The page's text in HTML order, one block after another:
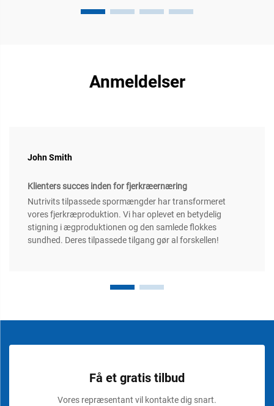
Anmeldelser
John Smith
Klienters succes inden for fjerkræernæring
Nutrivits tilpassede spormængder har transformeret
vores fjerkræproduktion. Vi har oplevet en betydelig
stigning i ægproduktionen og den samlede flokkes
sundhed. Deres tilpassede tilgang gør al forskellen!
Få et gratis tilbud
Vores repræsentant vil kontakte dig snart.